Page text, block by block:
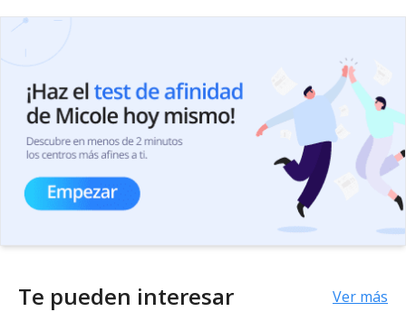
Te pueden interesar Ver más